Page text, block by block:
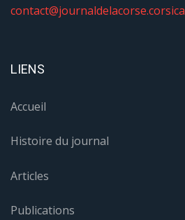
contact@journaldelacorse.corsica
LIENS
Accueil
Histoire du journal
Articles
Publications